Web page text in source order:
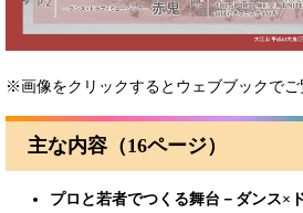
※画像をクリックするとウェブブックでご
主な内容（16ページ）
プロと若者でつくる舞台－​ダンス×